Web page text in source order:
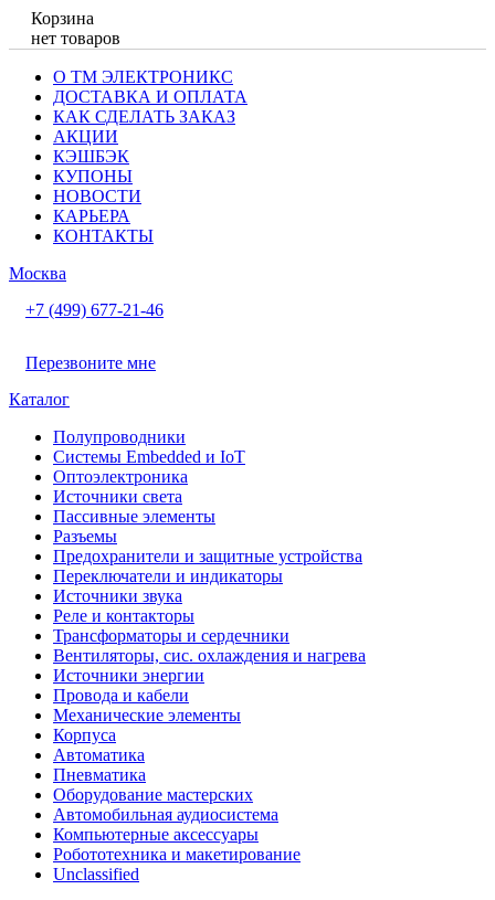
Корзина
нет товаров
О ТМ ЭЛЕКТРОНИКС
ДОСТАВКА И ОПЛАТА
КАК СДЕЛАТЬ ЗАКАЗ
АКЦИИ
КЭШБЭК
КУПОНЫ
НОВОСТИ
КАРЬЕРА
КОНТАКТЫ
Москва
+7 (499) 677-21-46
Перезвоните мне
Каталог
Полупроводники
Системы Embedded и IoT
Oптоэлектроника
Источники света
Пассивные элементы
Разъeмы
Предохранители и защитные устройства
Переключатели и индикаторы
Источники звука
Реле и контакторы
Трансформаторы и сердечники
Вентиляторы, сис. охлаждения и нагрева
Источники энергии
Провода и кабели
Механические элементы
Корпуса
Автоматика
Пневматика
Оборудование мастерских
Автомобильная аудиосистема
Компьютерные аксессуары
Робототехника и макетирование
Unclassified